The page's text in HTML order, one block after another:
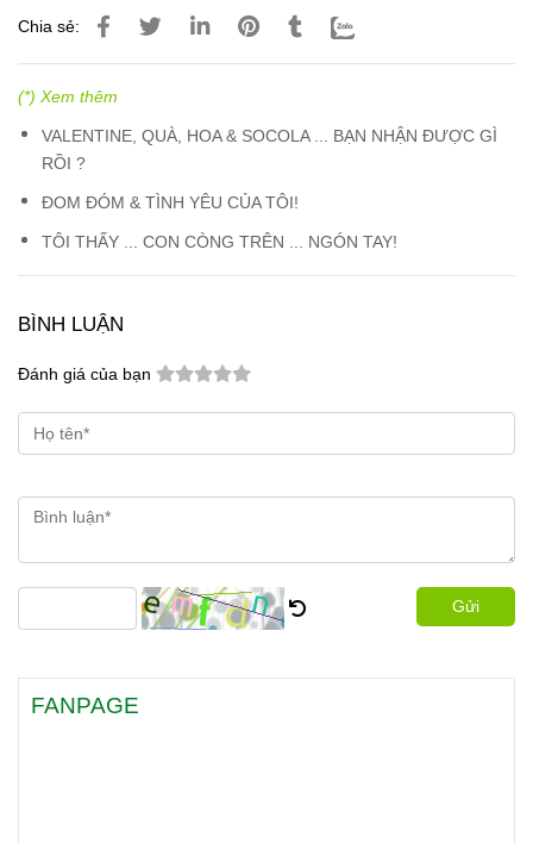
Chia sẻ:
(*) Xem thêm
VALENTINE, QUÀ, HOA & SOCOLA ... BẠN NHẬN ĐƯỢC GÌ
RỒI ?
ĐOM ĐÓM & TÌNH YÊU CỦA TÔI!
TÔI THẤY ... CON CÒNG TRÊN ... NGÓN TAY!
BÌNH LUẬN
Đánh giá của bạn
Gửi
FANPAGE